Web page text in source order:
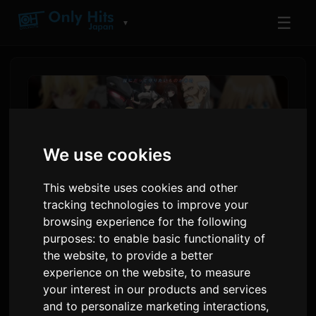
We use cookies
This website uses cookies and other
tracking technologies to improve your
browsing experience for the following
purposes:to enable basic functionality of
the website,to provide a better
experience on the website,to measure
your interest in our products and services
and to personalize marketing interactions,
▼ ☰
'Görüşme Simulyasiýasynda
Gylyp Galmak' 2-nji Täsinli 8-
nji Iýulda Täze Ýolbaşçylar